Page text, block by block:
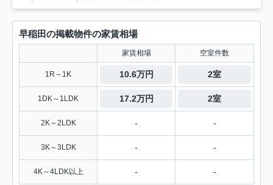
早稲田の掲載物件の家賃相場
家賃相場 空室件数
1R～1K 10.6万円 2室
1DK～1LDK 17.2万円 2室
2K～2LDK - -
3K～3LDK - -
4K～4LDK以上 - -